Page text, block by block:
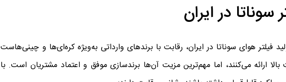
در ایران
فیلتر هوای سوناتا در ایران، رقابت با برندهای وارداتی به‌ویژه کره‌ای‌ها و
ارائه می‌کنند، اما مهم‌ترین مزیت آن‌ها برندسازی موفق و اعتماد مشتریان است. با